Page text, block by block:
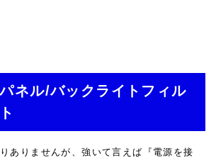
ネル/バックライトフィル
ありませんが、強いて言えば『電源を接